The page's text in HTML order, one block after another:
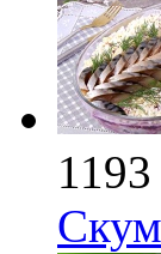
1193